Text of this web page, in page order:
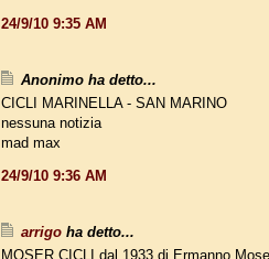
24/9/10 9:35 AM
Anonimo ha detto...
CICLI MARINELLA - SAN MARINO
nessuna notizia
mad max
24/9/10 9:36 AM
arrigo ha detto...
MOSER CICLI dal 1933 di Ermanno